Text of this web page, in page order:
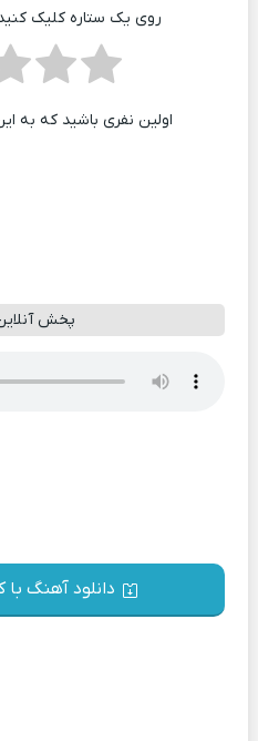
روی یک ستاره کلیک
اولین نفری باشید که به
پخش
دانلود آهنگ با